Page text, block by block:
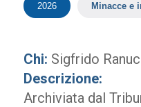
2026 Minacce e
Chi: Sigfrido
Descrizione:
Archiviata dal